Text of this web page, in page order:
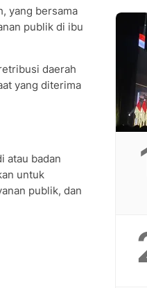
yang bersama
publik di ibu
daerah
yang diterima
atau badan
untuk
publik, dan